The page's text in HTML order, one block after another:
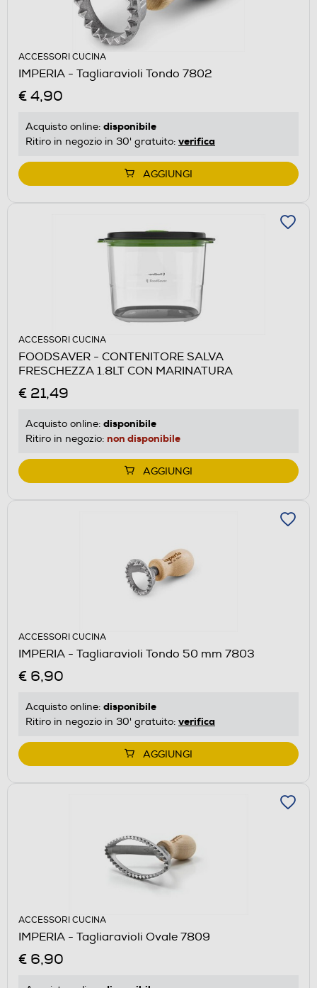
ACCESSORI CUCINA
IMPERIA - Tagliaravioli Tondo 7802
€ 4,90
Acquisto online: disponibile
Ritiro in negozio in 30' gratuito: verifica
AGGIUNGI
ACCESSORI CUCINA
FOODSAVER - CONTENITORE SALVA
FRESCHEZZA 1.8LT CON MARINATURA
€ 21,49
Acquisto online: disponibile
Ritiro in negozio: non disponibile
AGGIUNGI
ACCESSORI CUCINA
IMPERIA - Tagliaravioli Tondo 50 mm 7803
€ 6,90
Acquisto online: disponibile
Ritiro in negozio in 30' gratuito: verifica
AGGIUNGI
ACCESSORI CUCINA
IMPERIA - Tagliaravioli Ovale 7809
€ 6,90